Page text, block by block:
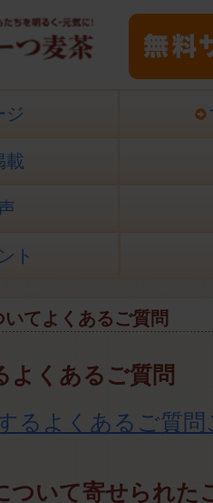
ジ
載
ト
いてよくあるご質問
よくあるご質問
るよくあるご質問
ついて寄せられた